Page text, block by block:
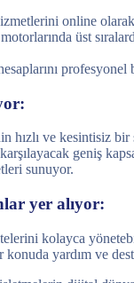
online olarak
üst
ve kesintisiz bir
geniş
sunuyor.
yer alıyor:
kolayca
yardım ve